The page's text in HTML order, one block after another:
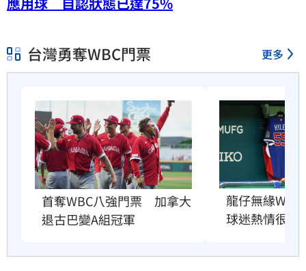
台灣勇奪WBC門票 更多
首奪WBC八強門票　加拿大
退古巴變A組冠軍
龍仔無緣
球迷熱情很感